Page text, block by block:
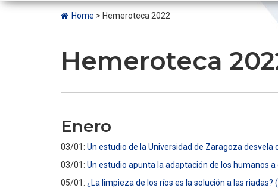
Home > Hemeroteca 2022
Hemeroteca
Enero
03/01: Un estudio de la Universidad de Zaragoza
03/01: Un estudio apunta la adaptación de los humanos
05/01: ¿La limpieza de los ríos es la solución a las